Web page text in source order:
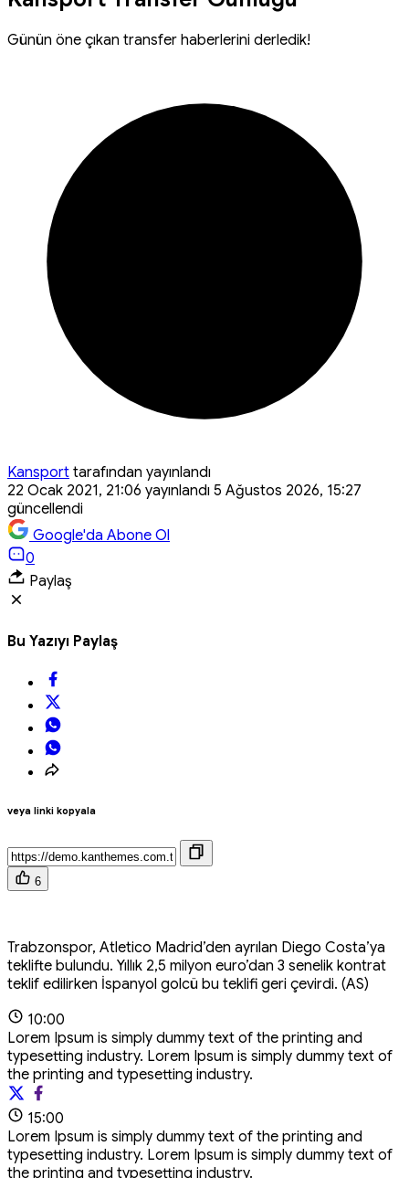
Günün öne çıkan transfer haberlerini derledik!
Kansport tarafından yayınlandı
22 Ocak 2021, 21:06 yayınlandı 5 Ağustos 2026, 15:27
güncellendi
Google'da Abone Ol
0
Paylaş
Bu Yazıyı Paylaş
veya linki kopyala
6
Trabzonspor, Atletico Madrid’den ayrılan Diego Costa’ya
teklifte bulundu. Yıllık 2,5 milyon euro’dan 3 senelik kontrat
teklif edilirken İspanyol golcü bu teklifi geri çevirdi. (AS)
10:00
Lorem Ipsum is simply dummy text of the printing and
typesetting industry. Lorem Ipsum is simply dummy text of
the printing and typesetting industry.
15:00
Lorem Ipsum is simply dummy text of the printing and
typesetting industry. Lorem Ipsum is simply dummy text of
the printing and typesetting industry.